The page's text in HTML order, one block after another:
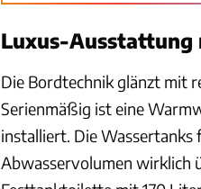
Luxus-Ausstattung
Die Bordtechnik glänzt mit
Serienmäßig ist eine
installiert. Die
Abwasservolumen wirklich